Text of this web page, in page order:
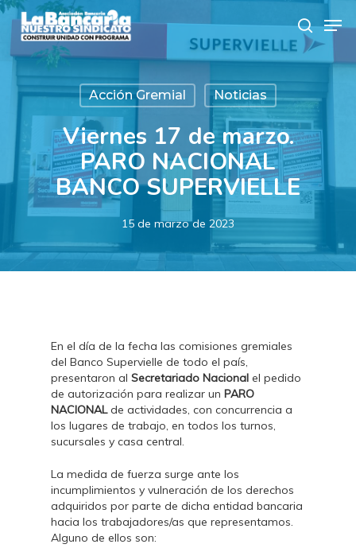
Skip
main
content
search
Acción Gremial Noticias
Viernes 17 de marzo.
PARO NACIONAL
BANCO SUPERVIELLE
15 de marzo de 2023
En el día de la fecha las comisiones gremiales
del Banco Supervielle de todo el país,
presentaron alSecretariado Nacional el pedido
de autorización para realizar unPARO
NACIONALde actividades, con concurrencia a
los lugares de trabajo, en todos los turnos,
sucursales y casa central.
La medida de fuerza surge ante los
incumplimientos y vulneración de los derechos
adquiridos por parte de dicha entidad bancaria
hacia los trabajadores/as que representamos.
Alguno de ellos son: